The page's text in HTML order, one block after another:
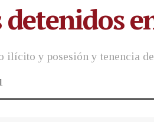
ilícito y posesión y tenencia